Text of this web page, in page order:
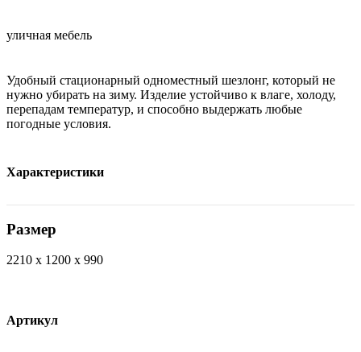
уличная мебель
Удобный стационарный одноместный шезлонг, который не
нужно убирать на зиму. Изделие устойчиво к влаге, холоду,
перепадам температур, и способно выдержать любые
погодные условия.
Характеристики
Размер
2210 х 1200 х 990
Артикул